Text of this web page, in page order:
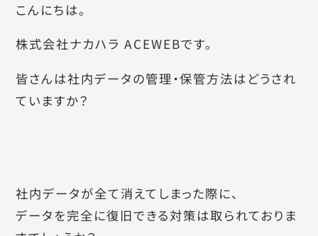
こんにちは。
株式会社ナカハラ ACEWEBです。
皆さんは社内データの管理・保管方法はどうされ
ていますか？
社内データが全て消えてしまった際に、
データを完全に復旧できる対策は取られておりま